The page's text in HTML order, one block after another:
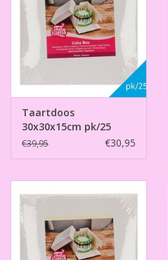
Taartdoos
30x30x15cm pk/25
€39,95 €30,95